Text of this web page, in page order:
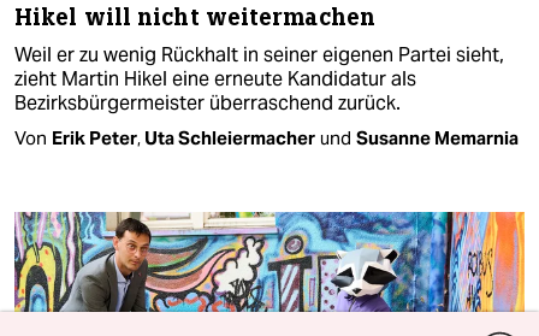
Hikel will nicht weitermachen
Weil er zu wenig Rückhalt in seiner eigenen Partei sieht,
zieht Martin Hikel eine erneute Kandidatur als
Bezirksbürgermeister überraschend zurück.
Von Erik Peter, Uta Schleiermacher und Susanne Memarnia